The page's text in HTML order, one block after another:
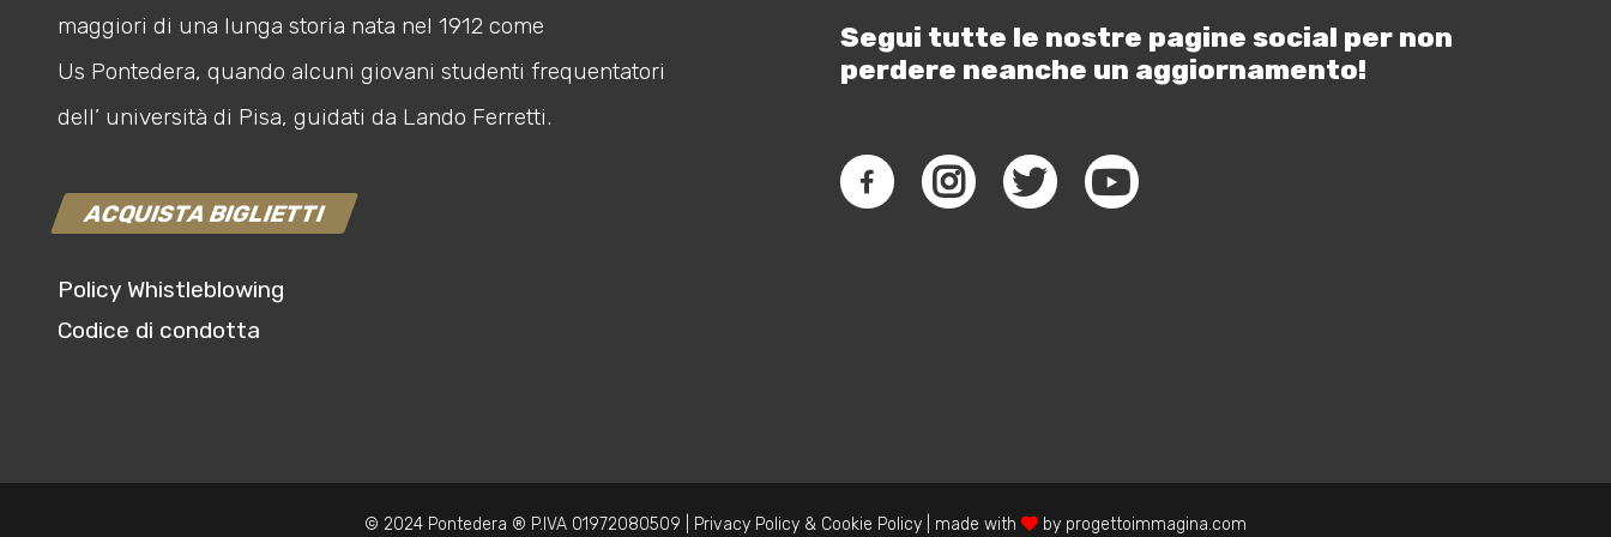
maggiori di una lunga storia nata nel 1912 come
Us Pontedera, quando alcuni giovani studenti frequentatori
dell’ università di Pisa, guidati da Lando Ferretti.
ACQUISTA BIGLIETTI
Policy Whistleblowing
Codice di condotta
Segui tutte le nostre pagine social per non
perdere neanche un aggiornamento!
© 2024 Pontedera ® P.IVA 01972080509 | Privacy Policy & Cookie Policy | made with by progettoimmagina.com